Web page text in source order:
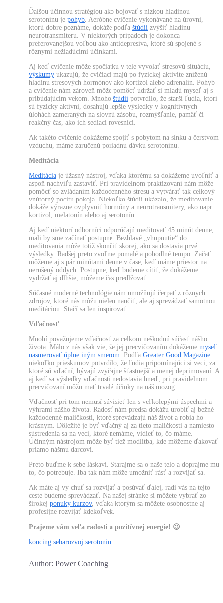
Ďalšou účinnou stratégiou ako bojovať s nízkou hladinou
serotonínu je pohyb. Aeróbne cvičenie vykonávané na úrovni,
ktorú dobre poznáme, dokáže podľa štúdií zvýšiť hladinu
neurotransmiteru. V niektorých prípadoch je dokonca
preferovanejšou voľbou ako antidepresíva, ktoré sú spojené s
rôznymi nežiadúcimi účinkami.
Aj keď cvičenie môže spočiatku v tele vyvolať stresovú situáciu,
výskumy ukazujú, že cvičiaci majú po fyzickej aktivite zníženú
hladinu stresových hormónov ako kortizol alebo adrenalín. Pohyb
a cvičenie nám zároveň môže pomôcť udržať si mladú myseľ aj s
pribúdajúcim vekom. Mnoho štúdií potvrdilo, že starší ľudia, ktorí
sú fyzicky aktívni, dosahujú lepšie výsledky v kognitívnych
úlohách zameraných na slovnú zásobu, rozmýšľanie, pamäť či
reakčný čas, ako ich sediaci rovesníci.
Ak takéto cvičenie dokážeme spojiť s pobytom na slnku a čerstvom
vzduchu, máme zaručenú poriadnu dávku serotonínu.
Meditácia
Meditácia je úžasný nástroj, vďaka ktorému sa dokážeme uvoľniť a
aspoň nachvíľu zastaviť. Pri pravidelnom praktizovaní nám môže
pomôcť so zvládaním každodenného stresu a vytvárať tak celkový
vnútorný pocitu pokoja. Niekoľko štúdií ukázalo, že meditovanie
dokáže výrazne ovplyvniť hormóny a neurotransmitery, ako napr.
kortizol, melatonín alebo aj serotonín.
Aj keď niektorí odborníci odporúčajú meditovať 45 minút denne,
mali by sme začínať postupne. Bezhlavé „vhupnutie“ do
meditovania môže totiž skončiť skorej, ako sa dostavia prvé
výsledky. Radšej preto zvoľme pomalé a pohodlné tempo. Začať
môžeme aj s pár minútami denne v čase, keď máme priestor na
nerušený oddych. Postupne, keď budeme cítiť, že dokážeme
vydržať aj dlhšie, môžeme čas predlžovať.
Súčasné moderné technológie nám umožňujú čerpať z rôznych
zdrojov, ktoré nás môžu nielen naučiť, ale aj sprevádzať samotnou
meditáciou. Stačí sa len inspirovať.
Vďačnosť
Mnohí považujeme vďačnosť za celkom neškodnú súčasť nášho
života. Málo z nás však vie, že jej precvičovaním dokážeme myseľ
nasmerovať úplne iným smerom. Podľa Greater Good Magazine
niekoľko prieskumov potvrdilo, že ľudia pripomínajúci si veci, za
ktoré sú vďační, bývajú zvyčajne šťastnejší a menej deprimovaní. A
aj keď sa výsledky vďačnosti nedostavia hneď, pri pravidelnom
precvičovaní môžu mať trvalé účinky na náš mozog.
Vďačnosť pri tom nemusí súvisieť len s veľkolepými úspechmi a
výhrami nášho života. Radosť nám predsa dokážu urobiť aj bežné
každodenné maličkosti, ktoré sprevádzajú náš život a robia ho
krásnym. Dôležité je byť vďačný aj za tieto maličkosti a namiesto
sústredenia sa na veci, ktoré nemáme, vidieť to, čo máme.
Účinným nástrojom môže byť tiež modlitba, kde môžeme ďakovať
priamo nášmu darcovi.
Preto buďme k sebe láskaví. Starajme sa o naše telo a doprajme mu
to, čo potrebuje. Iba tak nám môže umožniť rásť a rozvíjať sa.
Ak máte aj vy chuť sa rozvíjať a posúvať ďalej, radi vás na tejto
ceste budeme sprevádzať. Na našej stránke si môžete vybrať zo
širokej ponuky kurzov, vďaka ktorým sa môžete osobnostne aj
profesijne rozvíjať kdekoľvek.
Prajeme vám veľa radosti a pozitívnej energie! 😉
koucing sebarozvoj serotonin
Author: Power Coaching